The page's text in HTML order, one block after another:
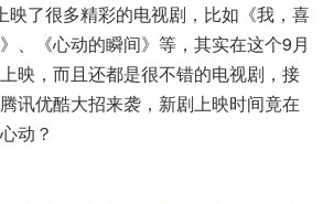
映了很多精彩的电视剧，比如《我，喜
、《心动的瞬间》等，其实在这个9月
映，而且还都是很不错的电视剧，接
讯优酷大招来袭，新剧上映时间竟在
动？